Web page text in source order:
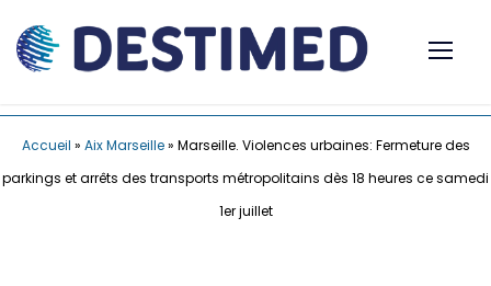
Accueil » Aix Marseille» Marseille. Violences urbaines: Fermeture des
parkings et arrêts des transports métropolitains dès 18 heures ce samedi
1er juillet